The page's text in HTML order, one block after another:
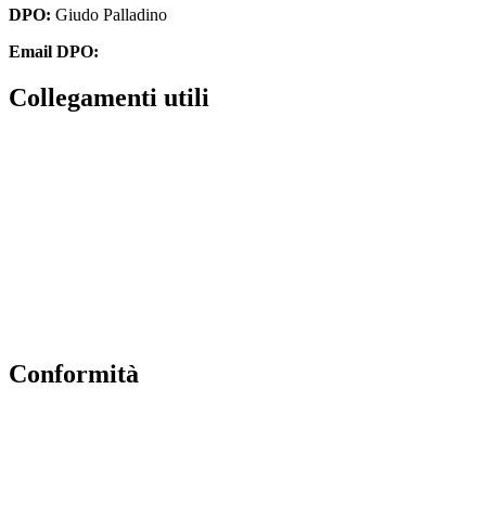
DPO: Giudo Palladino
Email DPO:
Collegamenti utili
Conformità